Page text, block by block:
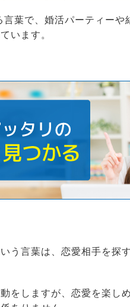
葉で、婚活パーティーや
います。
う言葉は、恋愛相手を探
をしますが、恋愛を楽し